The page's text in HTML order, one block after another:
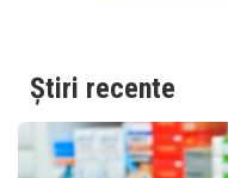
Știri recente